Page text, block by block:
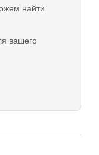
найти
вашего